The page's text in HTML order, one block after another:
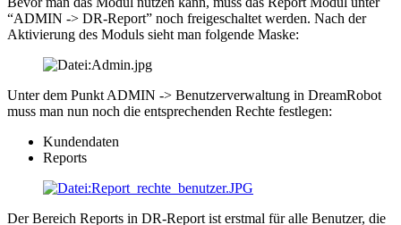
“ADMIN -> DR-Report” noch freigeschaltet werden. Nach der
Aktivierung des Moduls sieht man folgende Maske:
Unter dem Punkt ADMIN -> Benutzerverwaltung in DreamRobot
muss man nun noch die entsprechenden Rechte festlegen:
Kundendaten
Reports
Der Bereich Reports in DR-Report ist erstmal für alle Benutzer, die